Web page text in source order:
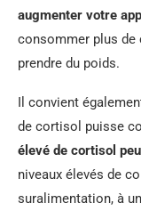
augmenter votre
consommer plus de
prendre du poids.
Il convient
de cortisol puisse
élevé de cortisol
niveaux élevés de
suralimentation, à